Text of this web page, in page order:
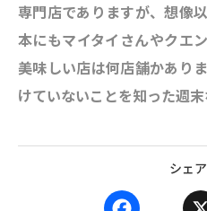
専門店でありますが、想像
本にもマイタイさんやクエ
美味しい店は何店舗かあり
けていないことを知った週
シェ